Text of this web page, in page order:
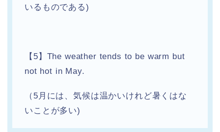
いるものである)
【5】The weather tends to be warm but
not hot in May.
（5月には、気候は温かいけれど暑くはな
いことが多い)